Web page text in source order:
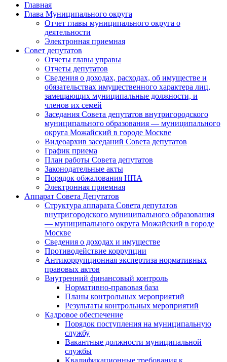
Главная
Глава Муниципального округа
Отчет главы муниципального округа о
деятельности
Электронная приемная
Совет депутатов
Отчеты главы управы
Отчеты депутатов
Сведения о доходах, расходах, об имуществе и
обязательствах имущественного характера лиц,
замещающих муниципальные должности, и
членов их семей
Заседания Совета депутатов внутригородского
муниципального образования — муниципального
округа Можайский в городе Москве
Видеоархив заседаний Совета депутатов
График приема
План работы Совета депутатов
Законодательные акты
Порядок обжалования НПА
Электронная приемная
Аппарат Совета Депутатов
Структура аппарата Совета депутатов
внутригородского муниципального образования
— муниципального округа Можайский в городе
Москве
Сведения о доходах и имуществе
Противодействие коррупции
Антикоррупционная экспертиза нормативных
правовых актов
Внутренний финансовый контроль
Нормативно-правовая база
Планы контрольных мероприятий
Результаты контрольных мероприятий
Кадровое обеспечение
Порядок поступления на муниципальную
службу
Вакантные должности муниципальной
службы